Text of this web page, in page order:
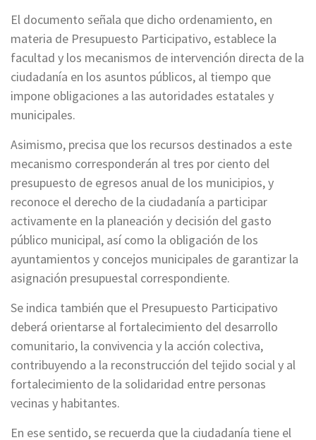
El documento señala que dicho ordenamiento, en
materia de Presupuesto Participativo, establece la
facultad y los mecanismos de intervención directa de la
ciudadanía en los asuntos públicos, al tiempo que
impone obligaciones a las autoridades estatales y
municipales.
Asimismo, precisa que los recursos destinados a este
mecanismo corresponderán al tres por ciento del
presupuesto de egresos anual de los municipios, y
reconoce el derecho de la ciudadanía a participar
activamente en la planeación y decisión del gasto
público municipal, así como la obligación de los
ayuntamientos y concejos municipales de garantizar la
asignación presupuestal correspondiente.
Se indica también que el Presupuesto Participativo
deberá orientarse al fortalecimiento del desarrollo
comunitario, la convivencia y la acción colectiva,
contribuyendo a la reconstrucción del tejido social y al
fortalecimiento de la solidaridad entre personas
vecinas y habitantes.
En ese sentido, se recuerda que la ciudadanía tiene el